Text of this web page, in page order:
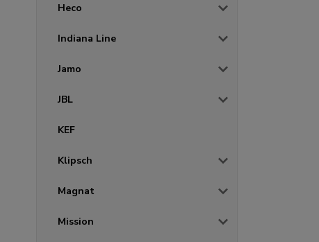
Heco
Indiana Line
Jamo
JBL
KEF
Klipsch
Magnat
Mission